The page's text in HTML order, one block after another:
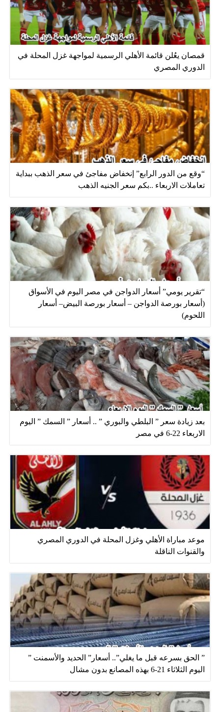
قمصان يعُلن قائمة الأهلي الرسمية لمواجهة غزل المحلة في
الدوري المصري
“وقع من الدور الرابع” إنخفاض مفاجئ في سعر الذهب ببداية
تعاملات الاربعاء ..بكم سعر الجنيه الذهب
“تقرير يومي” أسعار الدواجن في مصر اليوم في الأسواق
(أسعار بورصة الدواجن – أسعار بورصة البيض– أسعار
اللحوم)
بعد زيادة سعر ” البلطي والبوري ” .. أسعار ” السمك ” اليوم
الاربعاء 22-6 في مصر
موعد مباراة الأهلي وغزل المحلة في الدوري المصري
والقنوات الناقلة
” الحق بسرعه قبل ما يغلي”.. أسعار” الحديد والأسمنت ”
اليوم الثلاثاء 21-6 بهذه المصانع بدون مشال